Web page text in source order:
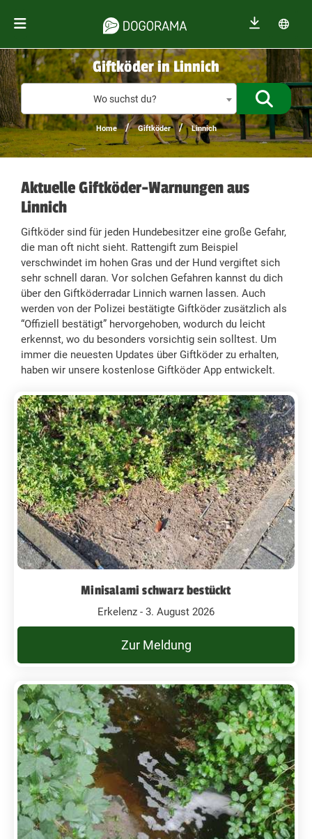
Giftköder in Linnich
Wo suchst du?
Home / Giftköder / Linnich
Aktuelle Giftköder-Warnungen aus
Linnich
Giftköder sind für jeden Hundebesitzer eine große Gefahr,
die man oft nicht sieht. Rattengift zum Beispiel
verschwindet im hohen Gras und der Hund vergiftet sich
sehr schnell daran. Vor solchen Gefahren kannst du dich
über den Giftköderradar Linnich warnen lassen. Auch
werden von der Polizei bestätigte Giftköder zusätzlich als
“Offiziell bestätigt” hervorgehoben, wodurch du leicht
erkennst, wo du besonders vorsichtig sein solltest. Um
immer die neuesten Updates über Giftköder zu erhalten,
haben wir unsere kostenlose Giftköder App entwickelt.
Minisalami schwarz bestückt
Erkelenz - 3. August 2026
Zur Meldung